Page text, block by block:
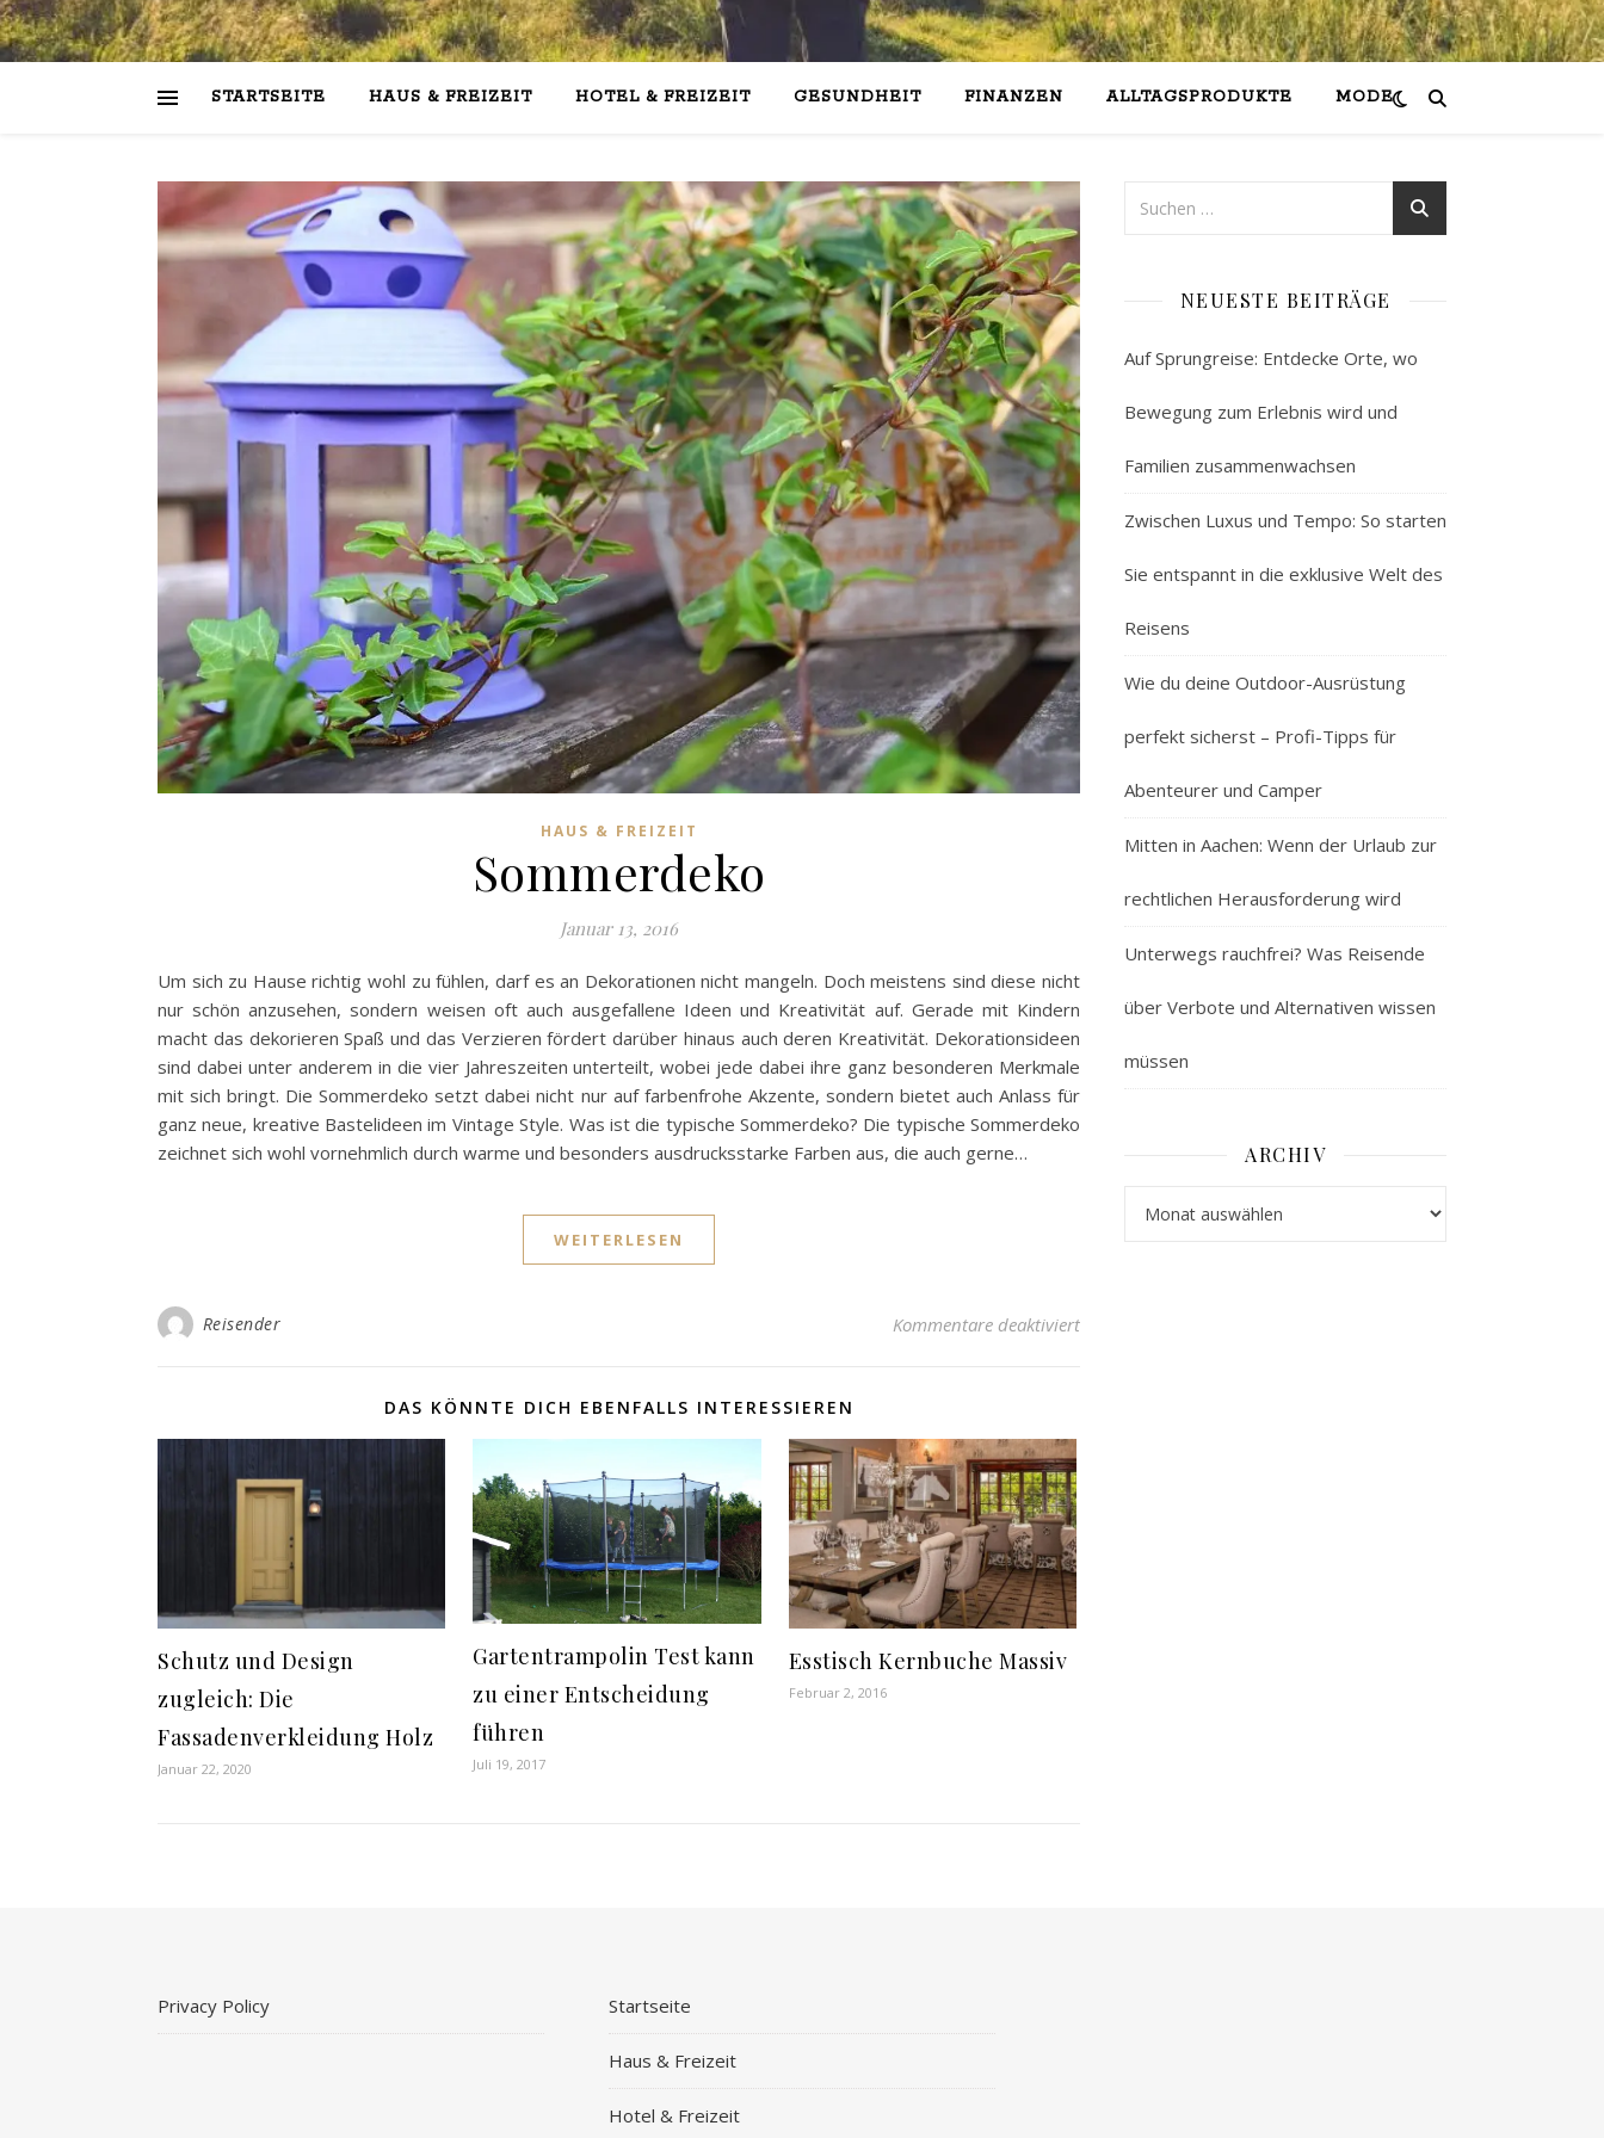
STARTSEITE HAUS & FREIZEIT HOTEL & FREIZEIT GESUNDHEIT FINANZEN ALLTAGSPRODUKTE MODE
HAUS & FREIZEIT
Sommerdeko
Januar 13, 2016
Um sich zu Hause richtig wohl zu fühlen, darf es an Dekorationen nicht mangeln. Doch meistens sind diese nicht
nur schön anzusehen, sondern weisen oft auch ausgefallene Ideen und Kreativität auf. Gerade mit Kindern
macht das dekorieren Spaß und das Verzieren fördert darüber hinaus auch deren Kreativität. Dekorationsideen
sind dabei unter anderem in die vier Jahreszeiten unterteilt, wobei jede dabei ihre ganz besonderen Merkmale
mit sich bringt. Die Sommerdeko setzt dabei nicht nur auf farbenfrohe Akzente, sondern bietet auch Anlass für
ganz neue, kreative Bastelideen im Vintage Style. Was ist die typische Sommerdeko? Die typische Sommerdeko
zeichnet sich wohl vornehmlich durch warme und besonders ausdrucksstarke Farben aus, die auch gerne…
WEITERLESEN
Reisender Kommentare deaktiviertfür Sommerdeko
DAS KÖNNTE DICH EBENFALLS INTERESSIEREN
Schutz und Design
zugleich: Die
Fassadenverkleidung Holz
Januar 22, 2020
Gartentrampolin Test kann
zu einer Entscheidung
führen
Juli 19, 2017
Esstisch Kernbuche Massiv
Februar 2, 2016
NEUESTE BEITRÄGE
Auf Sprungreise: Entdecke Orte, wo
Bewegung zum Erlebnis wird und
Familien zusammenwachsen
Zwischen Luxus und Tempo: So starten
Sie entspannt in die exklusive Welt des
Reisens
Wie du deine Outdoor-Ausrüstung
perfekt sicherst – Profi-Tipps für
Abenteurer und Camper
Mitten in Aachen: Wenn der Urlaub zur
rechtlichen Herausforderung wird
Unterwegs rauchfrei? Was Reisende
über Verbote und Alternativen wissen
müssen
ARCHIV
Privacy Policy Startseite
Haus & Freizeit
Hotel & Freizeit